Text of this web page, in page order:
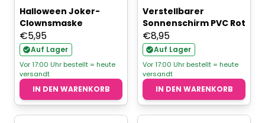
Halloween Joker-
Clownsmaske
€5,95
Auf Lager
Vor 17:00 Uhr bestellt = heute
versandt
IN DEN WARENKORB
Verstellbarer
Sonnenschirm PVC Rot
€8,95
Auf Lager
Vor 17:00 Uhr bestellt = heute
versandt
IN DEN WARENKORB